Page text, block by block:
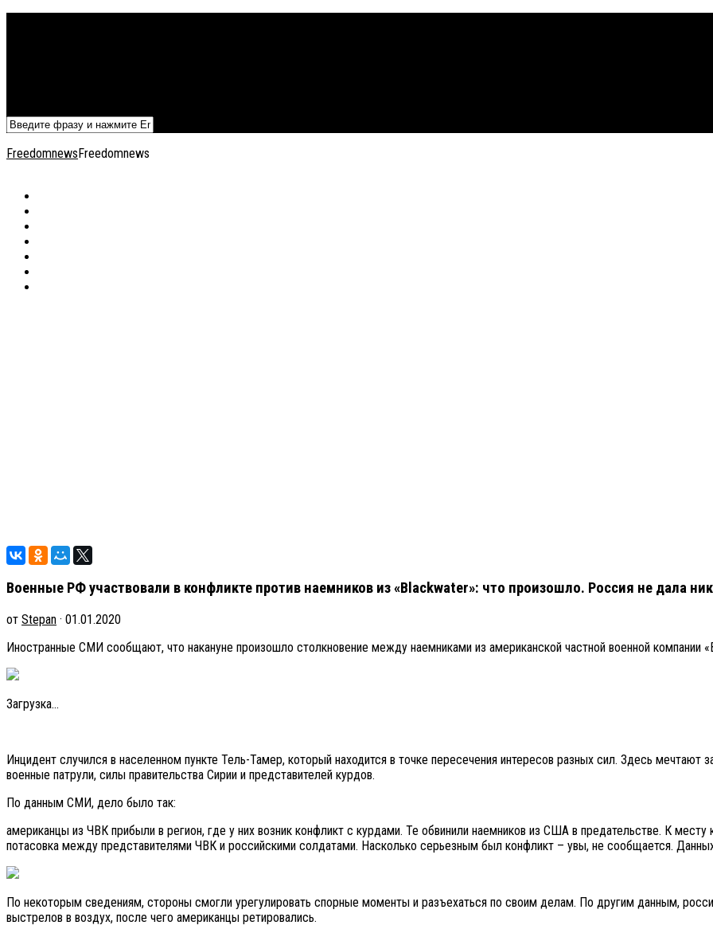
FreedomnewsFreedomnews
Военные РФ участвовали в конфликте против наемников из «Blackwater»: что произошло. Россия не дала
от Stepan · 01.01.2020
Иностранные СМИ сообщают, что накануне произошло столкновение между наемниками из американской частной военной компании
Загрузка...
Инцидент случился в населенном пункте Тель-Тамер, который находится в точке пересечения интересов разных сил. Здесь
военные патрули, силы правительства Сирии и представителей курдов.
По данным СМИ, дело было так:
американцы из ЧВК прибыли в регион, где у них возник конфликт с курдами. Те обвинили наемников из США в предательстве. К месту
потасовка между представителями ЧВК и российскими солдатами. Насколько серьезным был конфликт – увы, не сообщается.
По некоторым сведениям, стороны смогли урегулировать спорные моменты и разъехаться по своим делам. По другим данным,
выстрелов в воздух, после чего американцы ретировались.